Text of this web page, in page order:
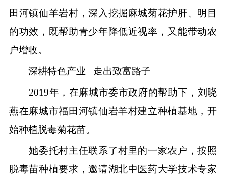
田河镇仙羊岩村，深入挖掘麻城菊花护肝、明目
的功效，既帮助青少年降低近视率，又能带动农
户增收。
深耕特色产业 走出致富路子
2019年，在麻城市委市政府的帮助下，刘晓
燕在麻城市福田河镇仙岩羊村建立种植基地，开
始种植脱毒菊花苗。
她委托村主任联系了村里的一家农户，按照
脱毒苗种植要求，邀请湖北中医药大学技术专家